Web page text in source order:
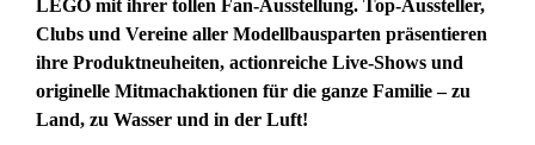
LEGO mit ihrer tollen Fan-Ausstellung. Top-Aussteller,
Clubs und Vereine aller Modellbausparten präsentieren
ihre Produktneuheiten, actionreiche Live-Shows und
originelle Mitmachaktionen für die ganze Familie – zu
Land, zu Wasser und in der Luft!